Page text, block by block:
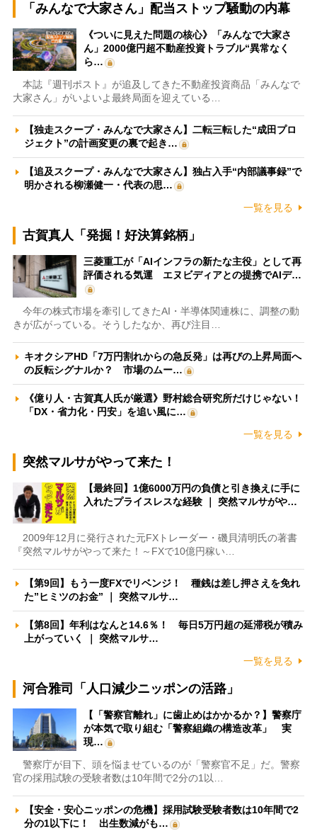
「みんなで大家さん」配当ストップ騒動の内幕
《ついに見えた問題の核心》「みんなで大家さ
ん」2000億円超不動産投資トラブル“異常なく
ら…
本誌『週刊ポスト』が追及してきた不動産投資商品「みんなで
大家さん」がいよいよ最終局面を迎えている…
【独走スクープ・みんなで大家さん】二転三転した“成田プロ
ジェクト”の計画変更の裏で起き…
【追及スクープ・みんなで大家さん】独占入手“内部議事録”で
明かされる柳瀬健一・代表の思…
一覧を見る
古賀真人「発掘！好決算銘柄」
三菱重工が「AIインフラの新たな主役」として再
評価される気運 エヌビディアとの提携でAIデ…
今年の株式市場を牽引してきたAI・半導体関連株に、調整の動
きが広がっている。そうしたなか、再び注目…
キオクシアHD「7万円割れからの急反発」は再びの上昇局面へ
の反転シグナルか？ 市場のムー…
《億り人・古賀真人氏が厳選》野村総合研究所だけじゃない！
「DX・省力化・円安」を追い風に…
一覧を見る
突然マルサがやって来た！
【最終回】1億6000万円の負債と引き換えに手に
入れたプライスレスな経験 ｜ 突然マルサがや…
2009年12月に発行された元FXトレーダー・磯貝清明氏の著書
『突然マルサがやって来た！～FXで10億円稼い…
【第9回】もう一度FXでリベンジ！ 種銭は差し押さえを免れ
た”ヒミツのお金” ｜ 突然マルサ…
【第8回】年利はなんと14.6％！ 毎日5万円超の延滞税が積み
上がっていく ｜ 突然マルサ…
一覧を見る
河合雅司「人口減少ニッポンの活路」
【「警察官離れ」に歯止めはかかるか？】警察庁
が本気で取り組む「警察組織の構造改革」 実
現…
警察庁が目下、頭を悩ませているのが「警察官不足」だ。警察
官の採用試験の受験者数は10年間で2分の1以…
【安全・安心ニッポンの危機】採用試験受験者数は10年間で2
分の1以下に！ 出生数減がも…